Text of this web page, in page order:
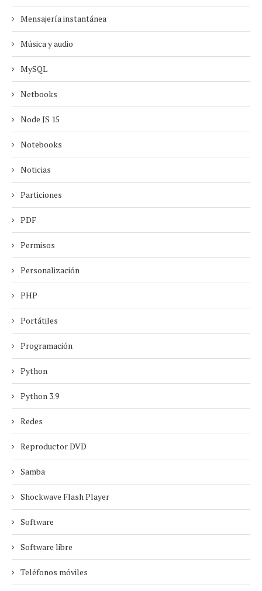
Mensajería instantánea
Música y audio
MySQL
Netbooks
Node JS 15
Notebooks
Noticias
Particiones
PDF
Permisos
Personalización
PHP
Portátiles
Programación
Python
Python 3.9
Redes
Reproductor DVD
Samba
Shockwave Flash Player
Software
Software libre
Teléfonos móviles